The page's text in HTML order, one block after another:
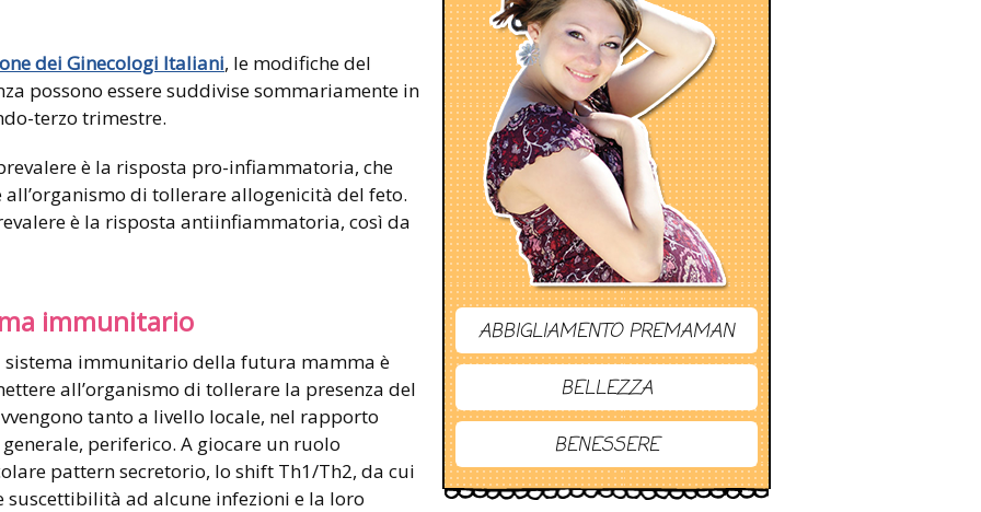
dei Ginecologi Italiani, le modifiche del
possono essere suddivise sommariamente in
terzo trimestre.
è la risposta pro-infiammatoria, che
di tollerare allogenicità del feto.
è la risposta antiinfiammatoria, così da
immunitario
sistema immunitario della futura mamma è
all’organismo di tollerare la presenza del
tanto a livello locale, nel rapporto
periferico. A giocare un ruolo
pattern secretorio, lo shift Th1/Th2, da cui
ad alcune infezioni e la loro
ABBIGLIAMENTO PREMAMAN
BELLEZZA
BENESSERE